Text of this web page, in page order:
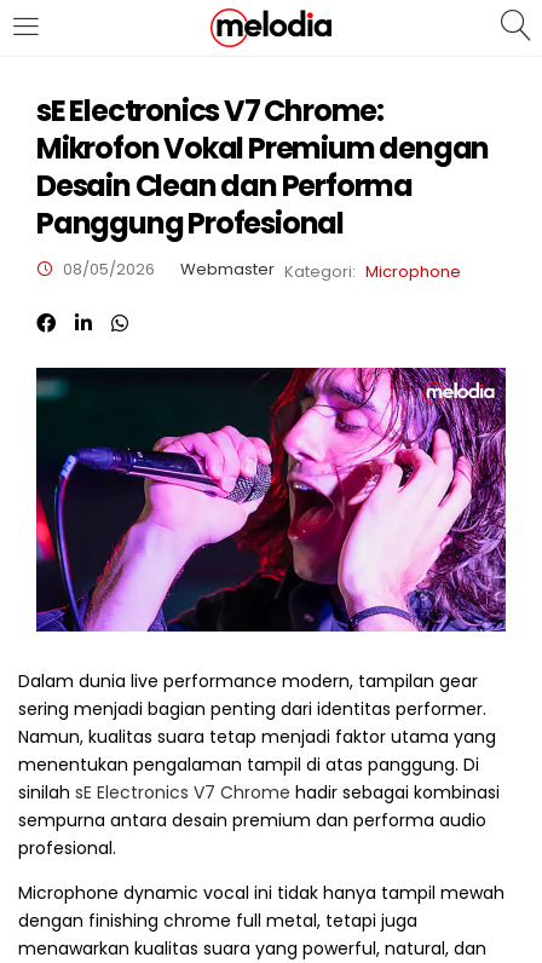
MASUK
Selalu Ingat Saya
Lupa Password Anda?
Atau
Masuk/Daftar dengan Google
sE Electronics V7 Chrome:
Mikrofon Vokal Premium dengan
Desain Clean dan Performa
Panggung Profesional
08/05/2026 Webmaster Kategori: Microphone
Dalam dunia live performance modern, tampilan gear
sering menjadi bagian penting dari identitas performer.
Namun, kualitas suara tetap menjadi faktor utama yang
menentukan pengalaman tampil di atas panggung. Di
sinilah sE Electronics V7 Chrome hadir sebagai kombinasi
sempurna antara desain premium dan performa audio
profesional.
Microphone dynamic vocal ini tidak hanya tampil mewah
dengan finishing chrome full metal, tetapi juga
menawarkan kualitas suara yang powerful, natural, dan